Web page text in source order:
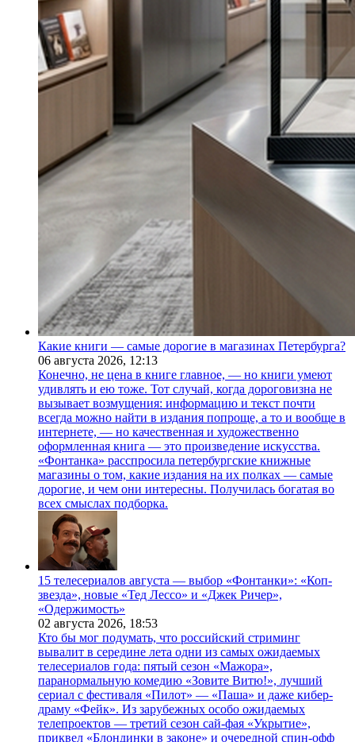
Какие книги — самые дорогие в магазинах Петербурга?
06 августа 2026, 12:13
Конечно, не цена в книге главное, — но книги умеют
удивлять и ею тоже. Тот случай, когда дороговизна не
вызывает возмущения: информацию и текст почти
всегда можно найти в издания попроще, а то и вообще в
интернете, — но качественная и художественно
оформленная книга — это произведение искусства.
«Фонтанка» расспросила петербургские книжные
магазины о том, какие издания на их полках — самые
дорогие, и чем они интересны. Получилась богатая во
всех смыслах подборка.
15 телесериалов августа — выбор «Фонтанки»: «Коп-
звезда», новые «Тед Лессо» и «Джек Ричер»,
«Одержимость»
02 августа 2026, 18:53
Кто бы мог подумать, что российский стриминг
вывалит в середине лета одни из самых ожидаемых
телесериалов года: пятый сезон «Мажора»,
паранормальную комедию «Зовите Витю!», лучший
сериал с фестиваля «Пилот» — «Паша» и даже кибер-
драму «Фейк». Из зарубежных особо ожидаемых
телепроектов — третий сезон сай-фая «Укрытие»,
приквел «Блондинки в законе» и очередной спин-офф